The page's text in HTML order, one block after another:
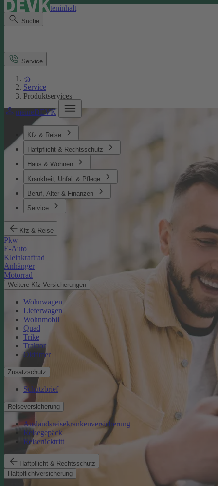
Direkt zum Seiteninhalt
Suche
meineDEVK
Kfz & Reise
Haftpflicht & Rechtsschutz
Haus & Wohnen
Krankheit, Unfall & Pflege
Beruf, Alter & Finanzen
Service
Kfz & Reise
Pkw
E-Auto
Kleinkraftrad
Anhänger
Motorrad
Weitere Kfz-Versicherungen
Wohnwagen
Lieferwagen
Wohnmobil
Quad
Trike
Traktor
Oldtimer
Zusatzschutz
Schutzbrief
Reiseversicherung
Auslandsreisekrankenversicherung
Reisegepäck
Reiserücktritt
Haftpflicht & Rechtsschutz
Haftpflichtversicherung
Service
Service
Produktservices